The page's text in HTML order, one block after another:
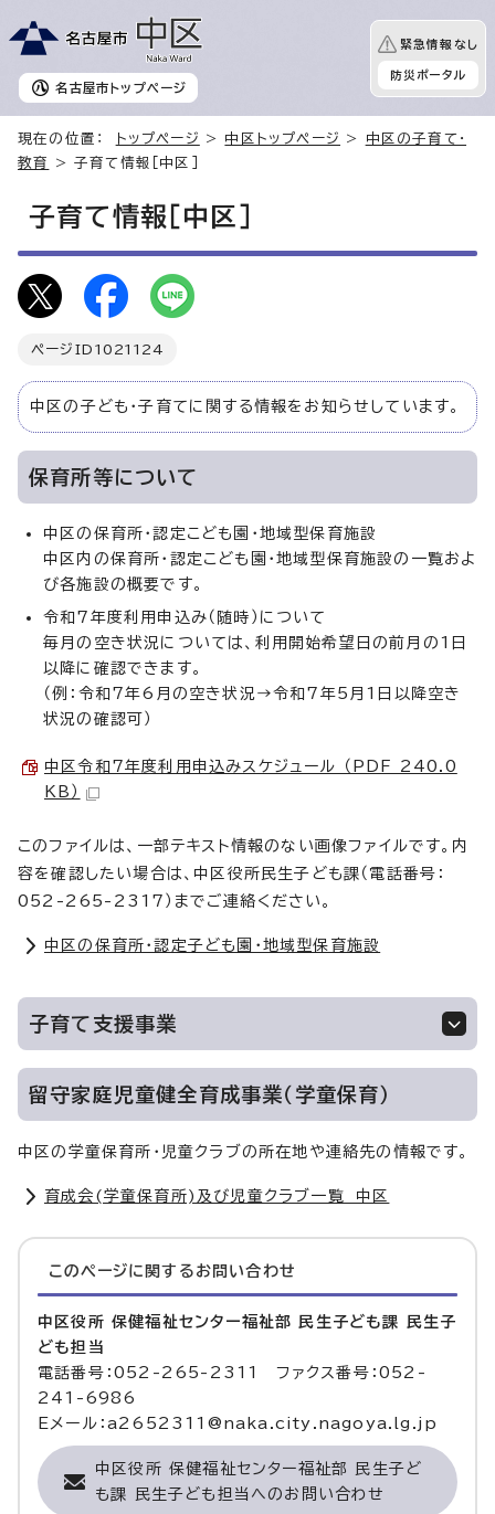
名古屋市 トップページ
緊急情報なし
防災ポータル
現在の位置： トップページ > 中区トップページ >
中区の子育て・
教育
> 子育て情報［中区］
子育て情報［中区］
ページID 1021124
中区の子ども・子育てに関する情報をお知らせしています。
保育所等について
中区の保育所・認定こども園・地域型保育施設
中区内の保育所・認定こども園・地域型保育施設の一覧およ
び各施設の概要です。
令和7年度利用申込み（随時）について
毎月の空き状況については、利用開始希望日の前月の1日
以降に確認できます。
（例：令和7年6月の空き状況→令和7年5月1日以降空き
状況の確認可）
中区令和7年度利用申込みスケジュール （PDF 240.0
KB）
このファイルは、一部テキスト情報のない画像ファイルです。内
容を確認したい場合は、中区役所民生子ども課（電話番号：
052-265-2317）までご連絡ください。
中区の保育所・認定子ども園・地域型保育施設
子育て支援事業
留守家庭児童健全育成事業（学童保育）
中区の学童保育所・児童クラブの所在地や連絡先の情報です。
育成会(学童保育所)及び児童クラブ一覧 中区
このページに関する お問い合わせ
中区役所 保健福祉センター福祉部 民生子ども課 民生子
ども担当
電話番号：052-265-2311 ファクス番号：052-
241-6986
Eメール：a2652311@naka.city.nagoya.lg.jp
中区役所 保健福祉センター福祉部 民生子ど
も課 民生子ども担当へのお問い合わせ